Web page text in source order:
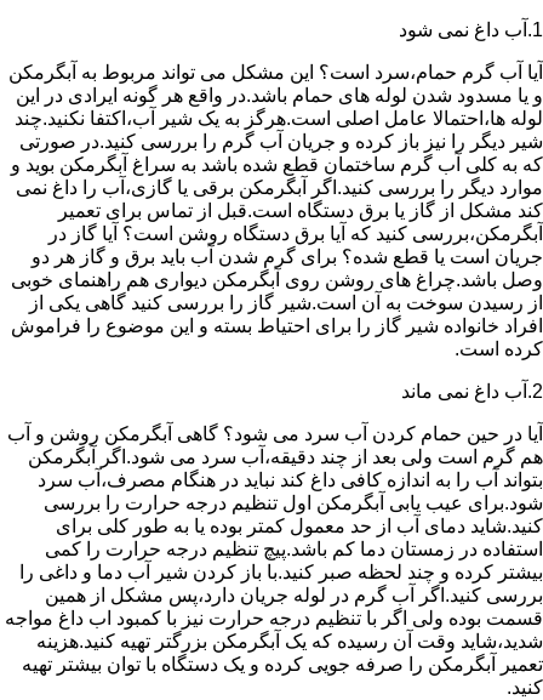
1.آب داغ نمی شود
آیا آب گرم حمام،سرد است؟ این مشکل می تواند مربوط به آبگرمکن
و یا مسدود شدن لوله های حمام باشد.در واقع هر گونه ایرادی در این
لوله ها،احتمالا عامل اصلی است.هرگز به یک شیر آب،اکتفا نکنید.چند
شیر دیگر را نیز باز کرده و جریان آب گرم را بررسی کنید.در صورتی
که به کلی آب گرم ساختمان قطع شده باشد به سراغ آبگرمکن بوید و
موارد دیگر را بررسی کنید.اگر آبگرمکن برقی یا گازی،آب را داغ نمی
کند مشکل از گاز یا برق دستگاه است.قبل از تماس برای تعمیر
آبگرمکن،بررسی کنید که آیا برق دستگاه روشن است؟ آیا گاز در
جریان است یا قطع شده؟ برای گرم شدن آب باید برق و گاز هر دو
وصل باشد.چراغ های روشن روی آبگرمکن دیواری هم راهنمای خوبی
از رسیدن سوخت به آن است.شیر گاز را بررسی کنید گاهی یکی از
افراد خانواده شیر گاز را برای احتیاط بسته و این موضوع را فراموش
کرده است.
2.آب داغ نمی ماند
آیا در حین حمام کردن آب سرد می شود؟ گاهی آبگرمکن روشن و آب
هم گرم است ولی بعد از چند دقیقه،آب سرد می شود.اگر آبگرمکن
بتواند آب را به اندازه کافی داغ کند نباید در هنگام مصرف،آب سرد
شود.برای عیب یابی آبگرمکن اول تنظیم درجه حرارت را بررسی
کنید.شاید دمای آب از حد معمول کمتر بوده یا به طور کلی برای
استفاده در زمستان دما کم باشد.پیچ تنظیم درجه حرارت را کمی
بیشتر کرده و چند لحظه صبر کنید.با باز کردن شیر آب دما و داغی را
بررسی کنید.اگر آب گرم در لوله جریان دارد،پس مشکل از همین
قسمت بوده ولی اگر با تنظیم درجه حرارت نیز با کمبود اب داغ مواجه
شدید،شاید وقت آن رسیده که یک آبگرمکن بزرگتر تهیه کنید.هزینه
تعمیر آبگرمکن را صرفه جویی کرده و یک دستگاه با توان بیشتر تهیه
کنید.